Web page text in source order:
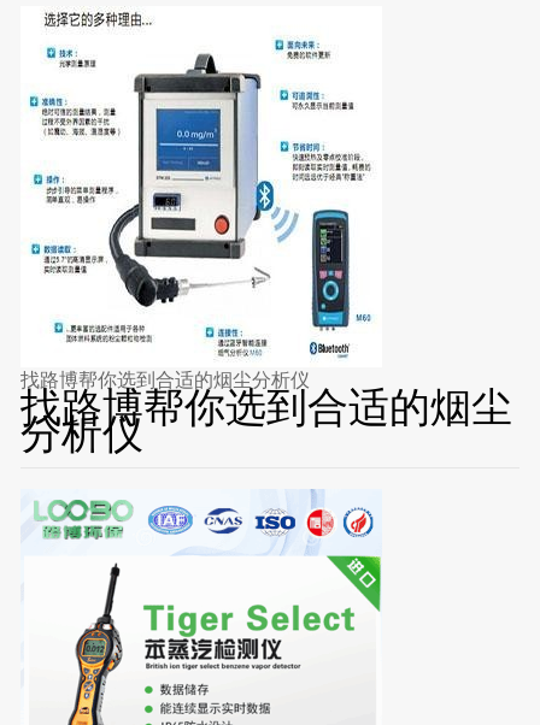
找路博帮你选到合适的烟尘分析仪
找路博帮你选到合适的烟尘
分析仪